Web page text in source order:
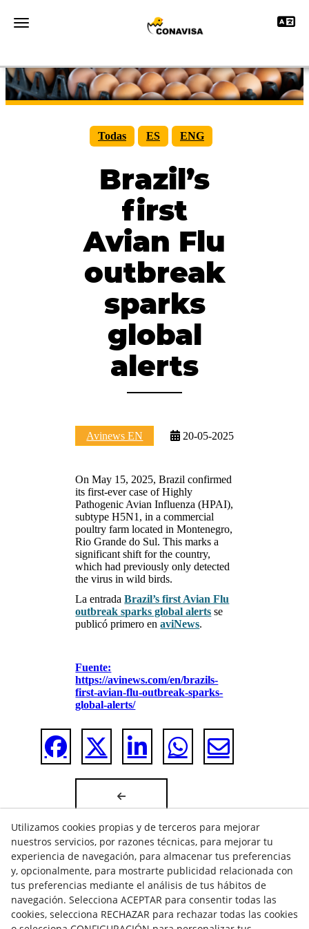
Toggle navigation Toggle
Todas ES ENG
Brazil’s
first
Avian Flu
outbreak
sparks
global
alerts
Avinews EN 20-05-2025
On May 15, 2025, Brazil confirmed
its first-ever case of Highly
Pathogenic Avian Influenza (HPAI),
subtype H5N1, in a commercial
poultry farm located in Montenegro,
Rio Grande do Sul. This marks a
significant shift for the country,
which had previously only detected
the virus in wild birds.
La entradaBrazil’s first Avian Flu
outbreak sparks global alerts se
publicó primero enaviNews.
Fuente:
https://avinews.com/en/brazils-
first-avian-flu-outbreak-sparks-
global-alerts/
Utilizamos cookies propias y de terceros para mejorar
nuestros servicios, por razones técnicas, para mejorar tu
experiencia de navegación, para almacenar tus preferencias
y, opcionalmente, para mostrarte publicidad relacionada con
tus preferencias mediante el análisis de tus hábitos de
navegación. Selecciona ACEPTAR para consentir todas las
cookies, selecciona RECHAZAR para rechazar todas las cookies